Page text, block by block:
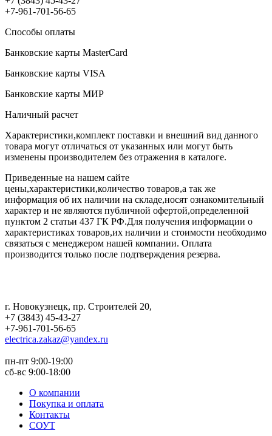
+7-961-701-56-65
Способы оплаты
Банковские карты MasterCard
Банковские карты VISA
Банковские карты МИР
Наличный расчет
Характеристики,комплект поставки и внешний вид данного
товара могут отличаться от указанных или могут быть
изменены производителем без отражения в каталоге.
Приведенные на нашем сайте
цены,характеристики,количество товаров,а так же
информация об их наличии на складе,носят ознакомительный
характер и не являются публичной офертой,определенной
пунктом 2 статьи 437 ГК РФ.Для получения информации о
характеристиках товаров,их наличии и стоимости необходимо
связаться с менеджером нашей компании. Оплата
производится только после подтверждения резерва.
г. Новокузнецк, пр. Строителей 20,
+7 (3843) 45-43-27
+7-961-701-56-65
electrica.zakaz@yandex.ru
пн-пт 9:00-19:00
сб-вс 9:00-18:00
О компании
Покупка и оплата
Контакты
СОУТ